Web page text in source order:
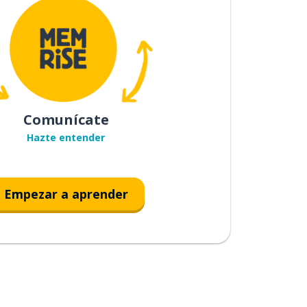
Comunícate
Hazte entender
Empezar a aprender